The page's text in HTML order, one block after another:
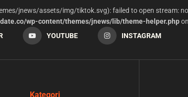
jnews/assets/img/tiktok.svg): failed to open stream:
wp-content/themes/jnews/lib/theme-helper.php
YOUTUBE INSTAGRAM
Kategori